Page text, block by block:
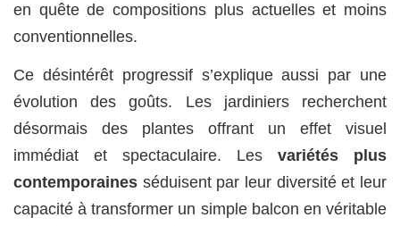
en quête de compositions plus actuelles et moins
conventionnelles.
Ce désintérêt progressif s’explique aussi par une
évolution des goûts. Les jardiniers recherchent
désormais des plantes offrant un effet visuel
immédiat et spectaculaire. Les variétés plus
contemporaines séduisent par leur diversité et leur
capacité à transformer un simple balcon en véritable